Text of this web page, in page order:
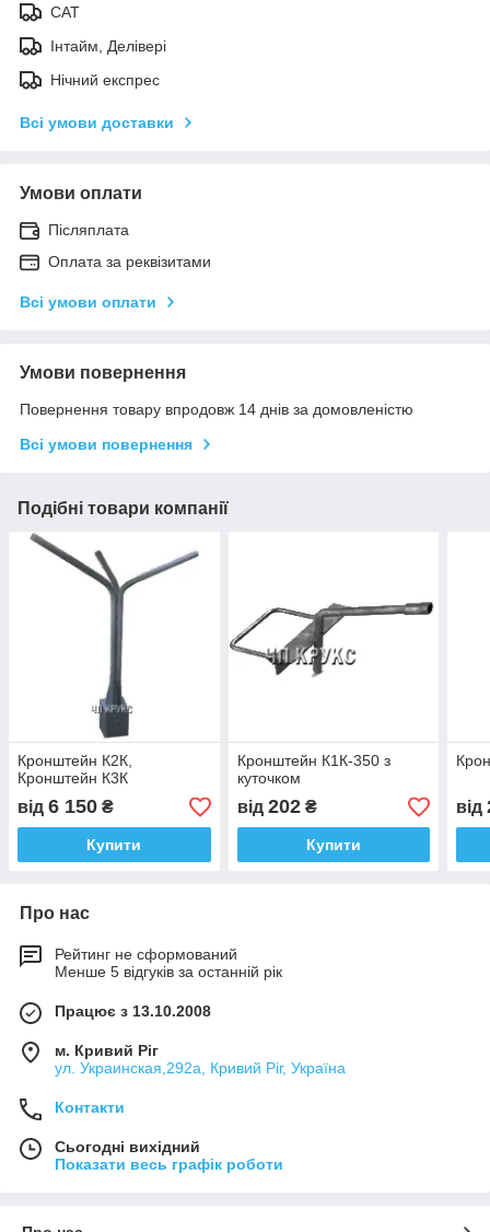
САТ
Інтайм, Делівері
Нічний експрес
Всі умови доставки
Умови оплати
Післяплата
Оплата за реквізитами
Всі умови оплати
Умови повернення
Повернення товару впродовж 14 днів за домовленістю
Всі умови повернення
Подібні товари компанії
Кронштейн К2К,
Кронштейн К3К
від 6 150 ₴
Купити
Кронштейн К1К-350 з
куточком
від 202₴
Купити
від
Про нас
Рейтинг не сформований
Менше 5 відгуків за останній рік
Працює з 13.10.2008
м. Кривий Ріг
ул. Украинская,292а, Кривий Ріг, Україна
Контакти
Сьогодні вихідний
Показати весь графік роботи